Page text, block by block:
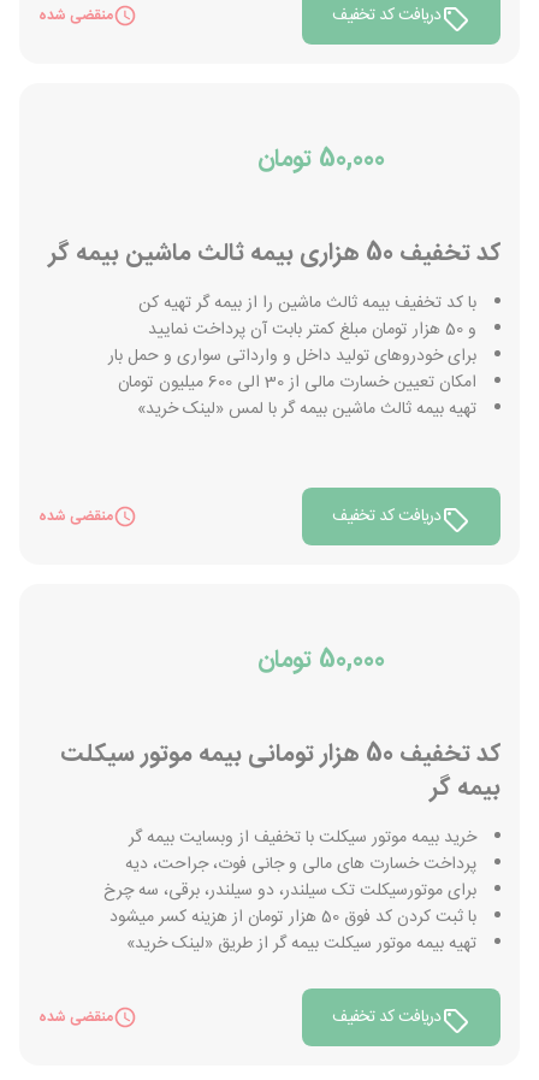
دریافت کد تخفیف منقضی شده
50,000 تومان
کد تخفیف 50 هزاری بیمه ثالث ماشین بیمه گر
با کد تخفیف بیمه ثالث ماشین را از بیمه گر تهیه کن
و 50 هزار تومان مبلغ کمتر بابت آن پرداخت نمایید
برای خودروهای تولید داخل و وارداتی سواری و حمل بار
امکان تعیین خسارت مالی از 30 الی 600 میلیون تومان
تهیه بیمه ثالث ماشین بیمه گر با لمس «لینک خرید»
دریافت کد تخفیف منقضی شده
50,000 تومان
کد تخفیف 50 هزار تومانی بیمه موتور سیکلت
بیمه گر
خرید بیمه موتور سیکلت با تخفیف از وبسایت بیمه گر
پرداخت خسارت های مالی و جانی فوت، جراحت، دیه
برای موتورسیکلت تک سیلندر، دو سیلندر، برقی، سه چرخ
با ثبت کردن کد فوق 50 هزار تومان از هزینه کسر میشود
تهیه بیمه موتور سیکلت بیمه گر از طریق «لینک خرید»
دریافت کد تخفیف منقضی شده